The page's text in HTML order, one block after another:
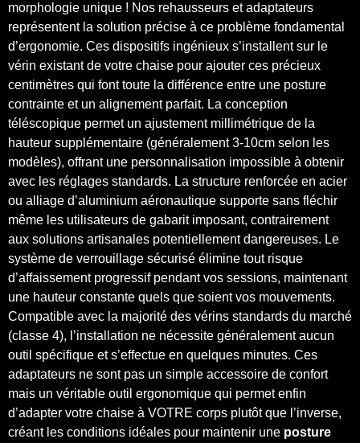
morphologie unique ! Nos rehausseurs et adaptateurs
représentent la solution précise à ce problème fondamental
d’ergonomie. Ces dispositifs ingénieux s’installent sur le
vérin existant de votre chaise pour ajouter ces précieux
centimètres qui font toute la différence entre une posture
contrainte et un alignement parfait. La conception
téléscopique permet un ajustement millimétrique de la
hauteur supplémentaire (généralement 3-10cm selon les
modèles), offrant une personnalisation impossible à obtenir
avec les réglages standards. La structure renforcée en acier
ou alliage d’aluminium aéronautique supporte sans fléchir
même les utilisateurs de gabarit imposant, contrairement
aux solutions artisanales potentiellement dangereuses. Le
système de verrouillage sécurisé élimine tout risque
d’affaissement progressif pendant vos sessions, maintenant
une hauteur constante quels que soient vos mouvements.
Compatible avec la majorité des vérins standards du marché
(classe 4), l’installation ne nécessite généralement aucun
outil spécifique et s’effectue en quelques minutes. Ces
adaptateurs ne sont pas un simple accessoire de confort
mais un véritable outil ergonomique qui permet enfin
d’adapter votre chaise à VOTRE corps plutôt que l’inverse,
créant les conditions idéales pour maintenir une posture